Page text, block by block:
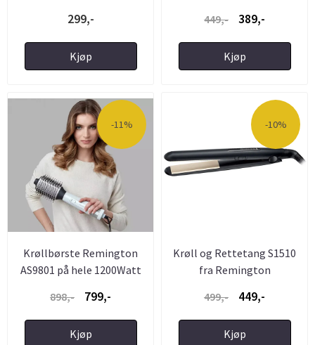
299,-
Kjøp
449,-
389,-
Kjøp
-11%
Krøllbørste Remington
AS9801 på hele 1200Watt
898,-
799,-
Kjøp
-10%
Krøll og Rettetang S1510
fra Remington
499,-
449,-
Kjøp